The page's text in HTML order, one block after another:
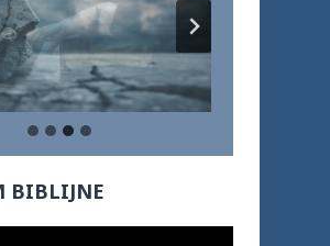
BIBLIJNE